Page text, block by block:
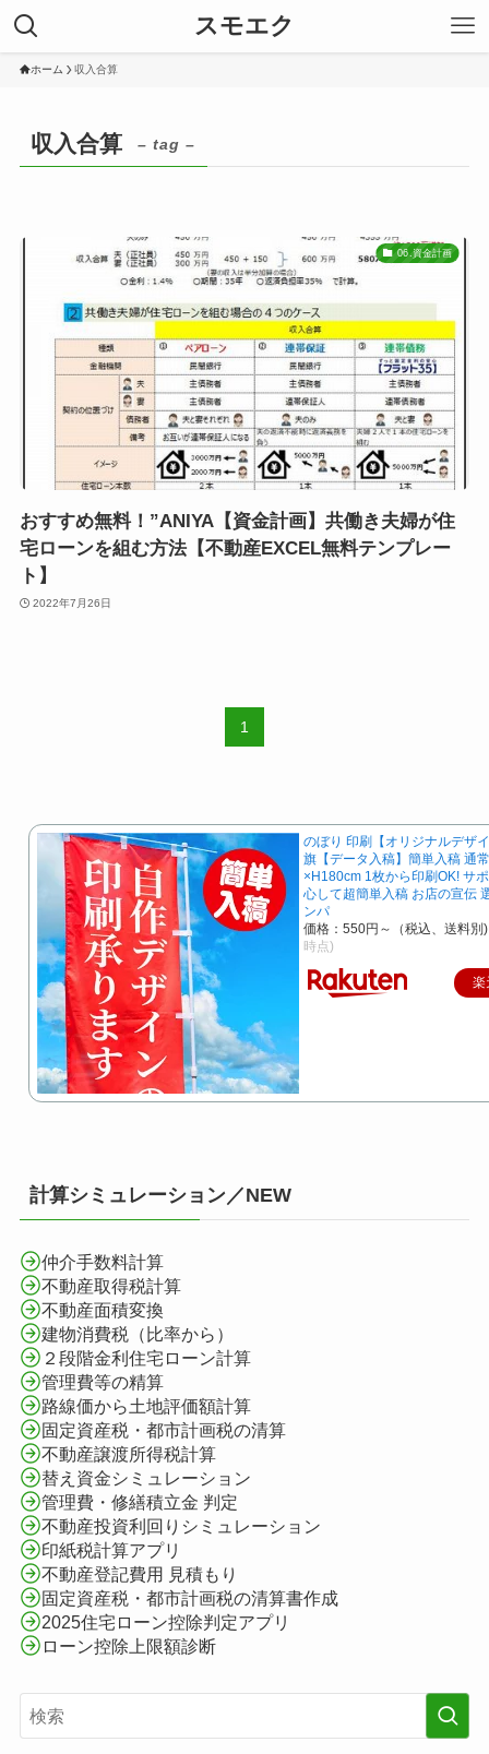
スモエク
ホーム 収入合算
収入合算 – tag –
06.資金計画
おすすめ無料！”ANIYA【資金計画】共働き夫婦が住
宅ローンを組む方法【不動産EXCEL無料テンプレー
ト】
2022年7月26日
1
のぼり 印刷【オリジナルデザ
旗【データ入稿】簡単入稿 通
×H180cm 1枚から印刷OK! サ
心して超簡単入稿 お店の宣伝
ンパ
価格：550円～（税込、送料別)
時点)
楽
計算シミュレーション／NEW
仲介手数料計算
不動産取得税計算
不動産面積変換
建物消費税（比率から）
２段階金利住宅ローン計算
管理費等の精算
路線価から土地評価額計算
固定資産税・都市計画税の清算
不動産譲渡所得税計算
替え資金シミュレーション
管理費・修繕積立金 判定
不動産投資利回りシミュレーション
印紙税計算アプリ
不動産登記費用 見積もり
固定資産税・都市計画税の清算書作成
2025住宅ローン控除判定アプリ
ローン控除上限額診断